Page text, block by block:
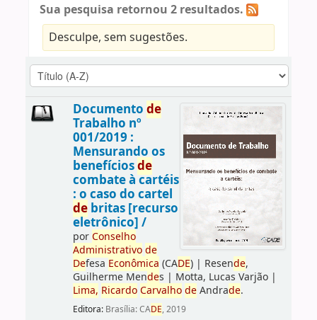
Sua pesquisa retornou 2 resultados.
Desculpe, sem sugestões.
Documento de
Trabalho nº
001/2019 :
Mensurando os
benefíciosde
combate à cartéis
: o caso do cartel
debritas [recurso
eletrônico] /
porConselho
Administrativo de
Defesa Econômica (CADE)| Resende,
Guilherme Mendes | Motta, Lucas Varjão|
Lima, Ricardo Carvalho deAndrade.
Editora: Brasília: CADE, 2019